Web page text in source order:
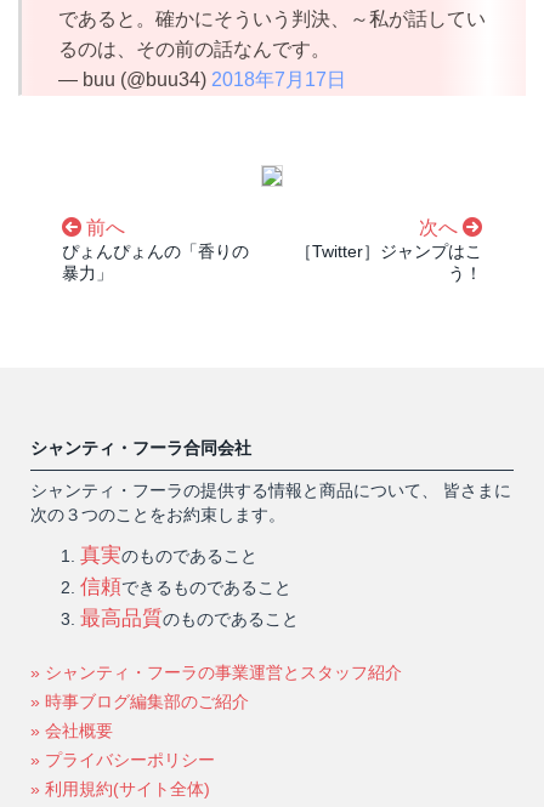
であると。確かにそういう判決、～私が話してい
るのは、その前の話なんです。
— buu (@buu34) 2018年7月17日
前へ
ぴょんぴょんの「香りの
暴力」
次へ
［Twitter］ジャンプはこ
う！
シャンティ・フーラ合同会社
シャンティ・フーラの提供する情報と商品について、 皆さまに
次の３つのことをお約束します。
真実のものであること
信頼できるものであること
最高品質のものであること
» シャンティ・フーラの事業運営とスタッフ紹介
» 時事ブログ編集部のご紹介
» 会社概要
» プライバシーポリシー
» 利用規約(サイト全体)